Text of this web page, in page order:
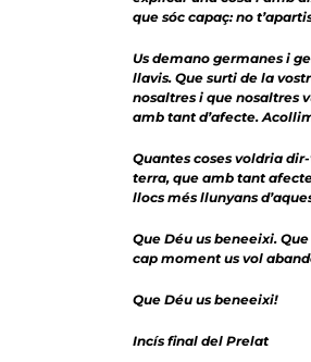
que sóc capaç: no
Us demano germanes i
llavis. Que surti de la
nosaltres i que nosaltres
amb tant d’afecte.
Quantes coses voldria
terra, que amb tant
llocs més llunyans
Que Déu us beneeixi.
cap moment us vol
Que Déu us beneeixi!
Incís final del Prelat